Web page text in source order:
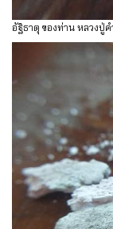
อัฐิธาตุ ของท่าน หลวงปู่